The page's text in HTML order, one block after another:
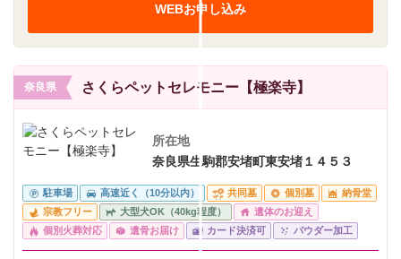
WEBお申し込み
奈良県 さくらペットセレモニー【極楽寺】
所在地
奈良県生駒郡安堵町東安堵１４５３
駐車場 高速近く（10分以内） 共同墓 個別墓
納骨堂
宗教フリー
大型犬OK（40kg程度）
遺体のお迎え
個別火葬対応
遺骨お届け カード決済可 パウダー加工